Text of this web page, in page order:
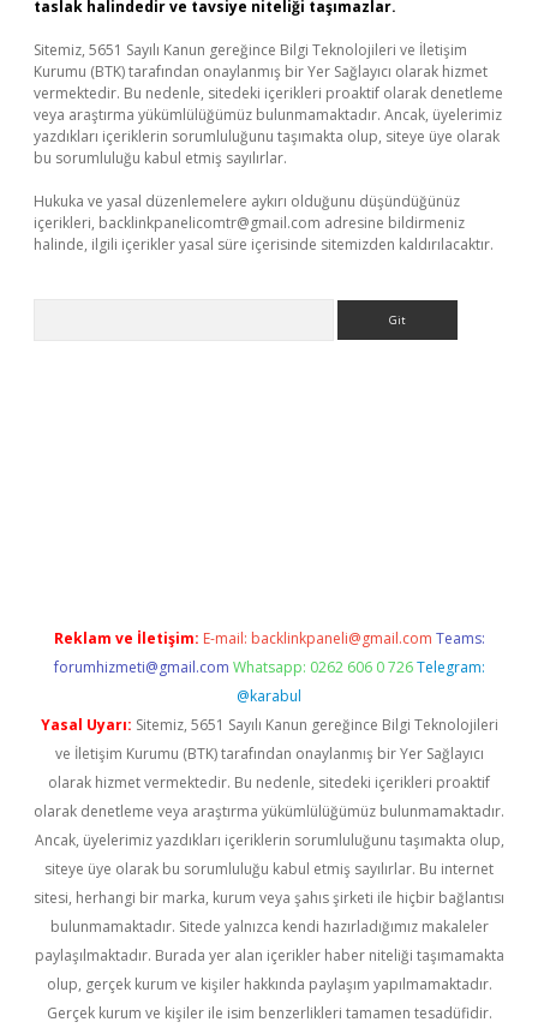
taslak halindedir ve tavsiye niteliği taşımazlar.
Sitemiz, 5651 Sayılı Kanun gereğince Bilgi Teknolojileri ve İletişim
Kurumu (BTK) tarafından onaylanmış bir Yer Sağlayıcı olarak hizmet
vermektedir. Bu nedenle, sitedeki içerikleri proaktif olarak denetleme
veya araştırma yükümlülüğümüz bulunmamaktadır. Ancak, üyelerimiz
yazdıkları içeriklerin sorumluluğunu taşımakta olup, siteye üye olarak
bu sorumluluğu kabul etmiş sayılırlar.
Hukuka ve yasal düzenlemelere aykırı olduğunu düşündüğünüz
içerikleri, backlinkpanelicomtr@gmail.com adresine bildirmeniz
halinde, ilgili içerikler yasal süre içerisinde sitemizden kaldırılacaktır.
Reklam ve İletişim: E-mail: backlinkpaneli@gmail.com Teams:
forumhizmeti@gmail.com Whatsapp: 0262 606 0 726 Telegram:
@karabul
Yasal Uyarı: Sitemiz, 5651 Sayılı Kanun gereğince Bilgi Teknolojileri
ve İletişim Kurumu (BTK) tarafından onaylanmış bir Yer Sağlayıcı
olarak hizmet vermektedir. Bu nedenle, sitedeki içerikleri proaktif
olarak denetleme veya araştırma yükümlülüğümüz bulunmamaktadır.
Ancak, üyelerimiz yazdıkları içeriklerin sorumluluğunu taşımakta olup,
siteye üye olarak bu sorumluluğu kabul etmiş sayılırlar. Bu internet
sitesi, herhangi bir marka, kurum veya şahıs şirketi ile hiçbir bağlantısı
bulunmamaktadır. Sitede yalnızca kendi hazırladığımız makaleler
paylaşılmaktadır. Burada yer alan içerikler haber niteliği taşımamakta
olup, gerçek kurum ve kişiler hakkında paylaşım yapılmamaktadır.
Gerçek kurum ve kişiler ile isim benzerlikleri tamamen tesadüfidir.